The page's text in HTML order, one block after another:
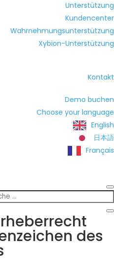
Unterstützung
Kundencenter
Wahrnehmungsunterstützung
Xybion-Unterstützung
Kontakt
Demo buchen
Choose your language
English
日本語
Français
des